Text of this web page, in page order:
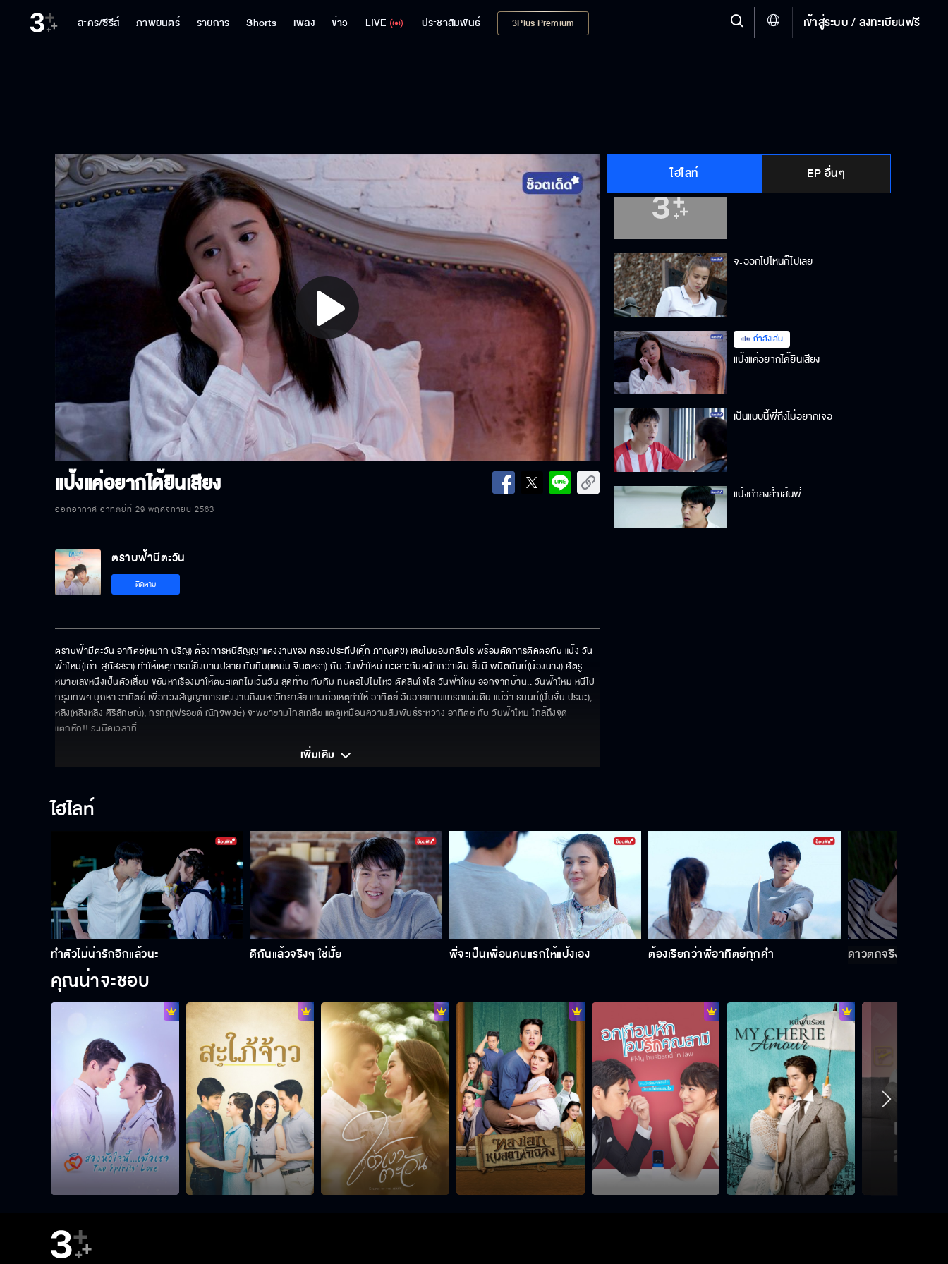
ละคร/ซีรีส์ ภาพยนตร์ รายการ Shorts เพลง ข่าว LIVE ประชาสัมพันธ์ 3Plus Premium เข้าสู่ระบบ / ลงทะเบียนฟรี
Play
Video
แป้งแค่อยากได้ยินเสียง
ออกอากาศ อาทิตย์ที่ 29 พฤศจิกายน 2563
ไฮไลท์ EP อื่นๆ
ผมไม่ได้ทำอะไรแป้ง
จะออกไปไหนก็ไปเลย
กำลังเล่น
แป้งแค่อยากได้ยินเสียง
เป็นแบบนี้พี่ถึงไม่อยากเจอ
แป้งกำลังล้ำเส้นพี่
ขอโทษที่ไม่ได้อยู่ข้างๆ
ถ้าอยากรู้ก็ต้องรอดู
ฝากเนื้อฝากตัวด้วยนะ
ดาวตกจริงๆ ด้วย อธิษฐานสิ
ต้องเรียกว่าพี่อาทิตย์ทุกคำ
ตราบฟ้ามีตะวัน
ติดตาม
ตราบฟ้ามีตะวัน อาทิตย์(หมาก ปริญ) ต้องการหนีสัญญาแต่งงานของ ครองประทีป(ดุ๊ก ภาณุเดช) เลยไม่ยอมกลับไร่ พร้อมตัดการติดต่อกับ แป้ง วัน
ฟ้าใหม่(เก้า-สุภัสสรา) ทำให้เหตุการณ์ยิ่งบานปลาย ทับทิม(แหม่ม จินตหรา) กับ วันฟ้าใหม่ ทะเลาะกันหนักกว่าเดิม ยิ่งมี พนิตนันท์(น้องนาง) ศัตรู
หมายเลขหนึ่งเป็นตัวเสี้ยม ขยันหาเรื่องมาให้ตบะแตกไม่เว้นวัน สุดท้าย ทับทิม ทนต่อไปไม่ไหว ตัดสินใจไล่ วันฟ้าใหม่ ออกจากบ้าน.. วันฟ้าใหม่ หนีไป
กรุงเทพฯ บุกหา อาทิตย์ เพื่อทวงสัญญาการแต่งงานถึงมหาวิทยาลัย แถมก่อเหตุทำให้ อาทิตย์ อับอายแทบแทรกแผ่นดิน แม้ว่า ธนนท์(ปั่นจั่น ปรมะ),
หลิง(หลิงหลิง ศิริลักษณ์), กรกฎ(ฟรอยด์ ณัฏฐพงษ์) จะพยายามไกล่เกลี่ย แต่ดูเหมือนความสัมพันธ์ระหว่าง อาทิตย์ กับ วันฟ้าใหม่ ใกล้ถึงจุด
แตกหัก!! ระเบิดเวลาที่...
เพิ่มเติม
ไฮไลท์
ทำตัวไม่น่ารักอีกแล้วนะ ดีกันแล้วจริงๆ ใช่มั้ย พี่จะเป็นเพื่อนคนแรกให้แป้งเอง ต้องเรียกว่าพี่อาทิตย์ทุกคำ ดาวตกจริงๆ ด้วย อ
คุณน่าจะชอบ